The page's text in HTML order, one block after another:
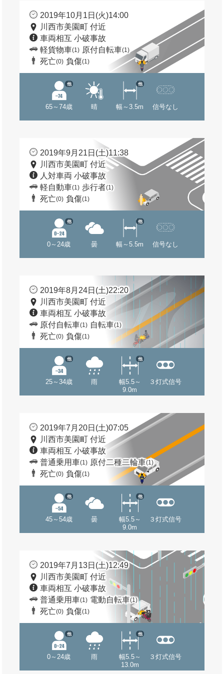
2019年10月1日(火)14:00
川西市美園町 付近
車両相互 小破事故
軽貨物車(1) 原付自転車(1)
死亡(0) 負傷(1)
65～74歳
他
晴 幅～3.5m
他
信号なし
2019年9月21日(土)11:38
川西市美園町 付近
人対車両 小破事故
軽自動車(1) 歩行者(1)
死亡(0) 負傷(1)
0～24歳
他
曇 幅～5.5m
他
信号なし
2019年8月24日(土)22:20
川西市美園町 付近
車両相互 小破事故
原付自転車(1) 自転車(1)
死亡(0) 負傷(1)
25～34歳
他
雨
幅5.5～
9.0m
他
３灯式信号
2019年7月20日(土)07:05
川西市美園町 付近
車両相互 小破事故
普通乗用車(1) 原付二種二輪車(1)
死亡(0) 負傷(1)
45～54歳
他
曇
幅5.5～
9.0m
他
３灯式信号
2019年7月13日(土)12:49
川西市美園町 付近
車両相互 小破事故
普通乗用車(1) 電動自転車(1)
死亡(0) 負傷(1)
0～24歳
他
雨
幅5.5～
13.0m
他
３灯式信号